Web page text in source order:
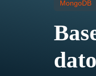
MongoDB